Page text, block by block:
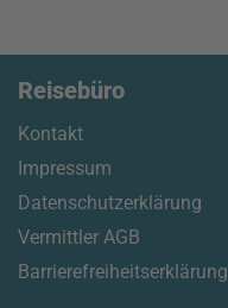
Reisebüro
Kontakt
Impressum
Datenschutzerklärung
Vermittler AGB
Barrierefreiheitserklärung